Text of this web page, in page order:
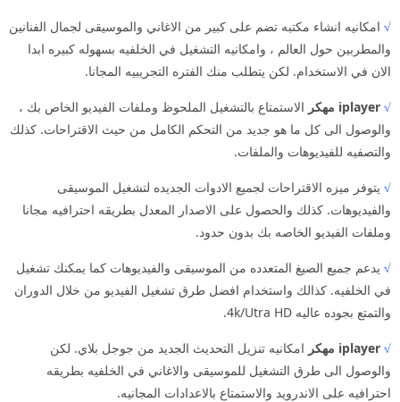
√ امكانيه انشاء مكتبه تضم على كبير من الاغاني والموسيقى لجمال الفنانين
والمطربين حول العالم ، وامكانيه التشغيل في الخلفيه بسهوله كبيره ابدا
الان في الاستخدام. لكن يتطلب منك الفتره التجريبيه المجانا.
√ iplayer مهكر
الاستمتاع بالتشغيل الملحوظ وملفات الفيديو الخاص بك ،
والوصول الى كل ما هو جديد من التحكم الكامل من حيث الاقتراحات. كذلك
والتصفيه للفيديوهات والملفات.
√ يتوفر ميزه الاقتراحات لجميع الادوات الجديده لتشغيل الموسيقى
والفيديوهات. كذلك والحصول على الاصدار المعدل بطريقه احترافيه مجانا
وملفات الفيديو الخاصه بك بدون حدود.
√ يدعم جميع الصيغ المتعدده من الموسيقى والفيديوهات كما يمكنك تشغيل
في الخلفيه. كذالك واستخدام افضل طرق تشغيل الفيديو من خلال الدوران
والتمتع بجوده عاليه 4k/Utra HD.
√ iplayer مهكر
امكانيه تنزيل التحديث الجديد من جوجل بلاي. لكن
والوصول الى طرق التشغيل للموسيقى والاغاني في الخلفيه بطريقه
احترافيه على الاندرويد والاستمتاع بالاعدادات المجانيه.